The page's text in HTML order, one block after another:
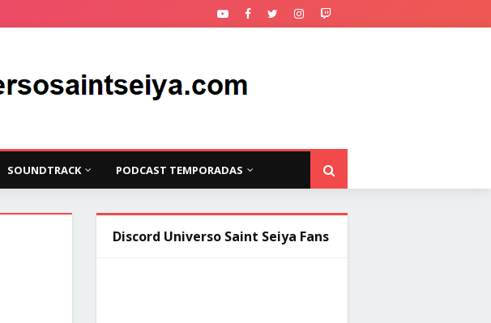
SOUNDTRACK PODCAST TEMPORADAS
Discord Universo Saint Seiya Fans